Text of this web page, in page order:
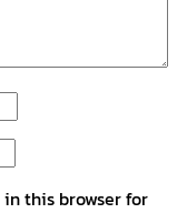
this browser for